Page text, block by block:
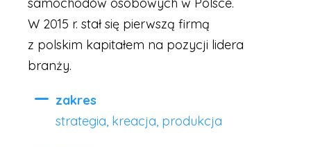
W 2015 r. stał się pierwszą firmą
z polskim kapitałem na pozycji lidera
branży.
zakres
strategia, kreacja, produkcja